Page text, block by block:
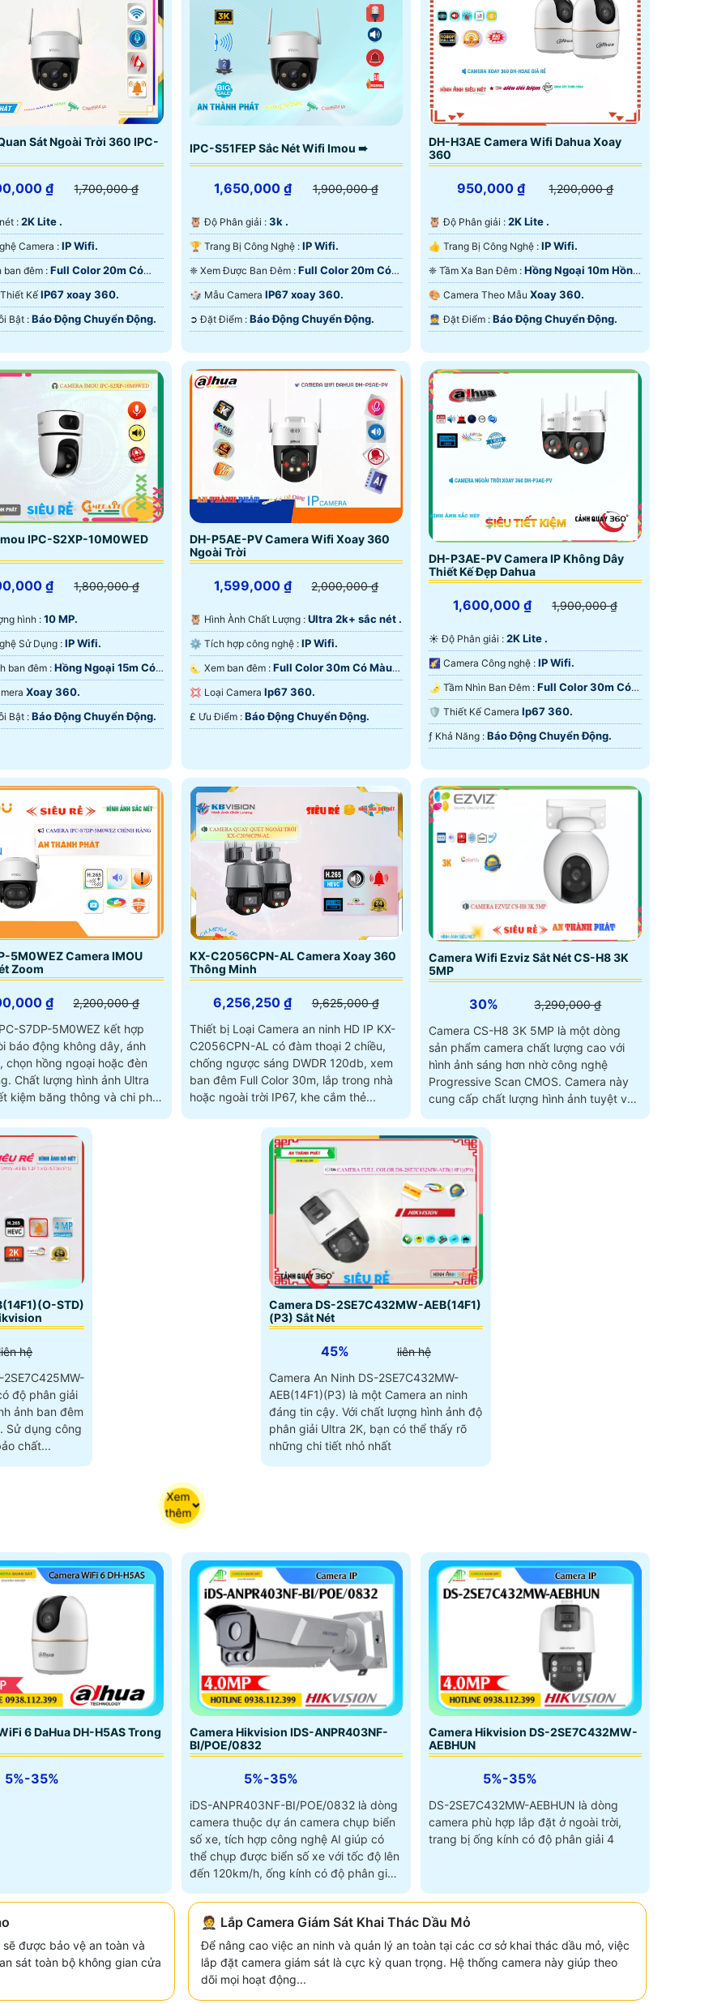
Sát Ngoài Trời 360 IPC-
₫ 1,700,000 ₫
nét : 2K Lite .
🤖️ Công Nghệ Camera : IP Wifi.
❃ Hình ảnh ban đêm : Full Color 20m Có
Thiết KếIP67 xoay 360.
️🎙 Điểm Nỗi Bật : Báo Động Chuyển Động.
IPC-S51FEP Sắc Nét Wifi Imou ➠
1,650,000 ₫ 1,900,000 ₫
🦉 Độ Phân giải : 3k .
🏆 Trang Bị Công Nghệ : IP Wifi.
❈ Xem Được Ban Đêm : Full Color 20m Có
Màu Ban Ðêm.
🎲 Mẫu Camera IP67 xoay 360.
️➲ Đặt Điểm : Báo Động Chuyển Động.
DH-H3AE Camera Wifi Dahua Xoay
360
950,000 ₫ 1,200,000 ₫
🦉 Độ Phân giải : 2K Lite .
👍 Trang Bị Công Nghệ : IP Wifi.
❈ Tầm Xa Ban Đêm : Hồng Ngoại 10m Hồng
Ngoại Smart IR.
🎨 Camera Theo Mẫu Xoay 360.
️👮 Đặt Điểm : Báo Động Chuyển Động.
IPC-S2XP-10M0WED
₫ 1,800,000 ₫
hình : 10 MP.
⚙ Công Nghệ Sử Dụng : IP Wifi.
🌔 Hình ảnh ban đêm : Hồng Ngoại 15m Có
Xoay 360.
️👮 Điểm Nỗi Bật : Báo Động Chuyển Động.
DH-P5AE-PV Camera Wifi Xoay 360
Ngoài Trời
1,599,000 ₫ 2,000,000 ₫
🦉 Hình Ành Chất Lượng : Ultra 2k+ sắc nét .
⚙ Tích hợp công nghệ : IP Wifi.
🌜 Xem ban đêm : Full Color 30m Có Màu
Ban Ðêm.
💢 Loại Camera Ip67 360.
️₤ Ưu Điểm : Báo Động Chuyển Động.
DH-P3AE-PV Camera IP Không Dây
Thiết Kế Đẹp Dahua
1,600,000 ₫ 1,900,000 ₫
☀️ Độ Phân giải : 2K Lite .
🌠 Camera Công nghệ : IP Wifi.
🌛 Tầm Nhìn Ban Đêm : Full Color 30m Có
Màu Ban Ðêm.
🛡 Thiết Kế Camera Ip67 360.
️ƒ Khả Năng : Báo Động Chuyển Động.
5M0WEZ Camera IMOU
Zoom
₫
2,200,000 ₫
S7DP-5M0WEZ kết hợp
báo động không dây, ánh
chọn hồng ngoại hoặc đèn
Ultra
kiệm băng thông và chi phí,
KX-C2056CPN-AL Camera Xoay 360
Thông Minh
6,256,250 ₫
9,625,000 ₫
Thiết bị Loại Camera an ninh HD IP KX-
C2056CPN-AL có đàm thoại 2 chiều,
chống ngược sáng DWDR 120db, xem
ban đêm Full Color 30m, lắp trong nhà
hoặc ngoài trời IP67, khe cắm thẻ...
Camera Wifi Ezviz Sắt Nét CS-H8 3K
5MP
30%
3,290,000 ₫
Camera CS-H8 3K 5MP là một dòng
sản phẩm camera chất lượng cao với
hình ảnh sáng hơn nhờ công nghệ
Progressive Scan CMOS. Camera này
cung cấp chất lượng hình ảnh tuyệt vời,
STD)
hệ
độ phân giải
ảnh ban đêm
chất...
Camera DS-2SE7C432MW-AEB(14F1)
(P3) Sắt Nét
45%
liên hệ
Camera An Ninh DS-2SE7C432MW-
AEB(14F1)(P3) là một Camera an ninh
đáng tin cậy. Với chất lượng hình ảnh độ
phân giải Ultra 2K, bạn có thể thấy rõ
những chi tiết nhỏ nhất
Xem
thêm
6 DaHua DH-H5AS Trong
5%-35%
Camera Hikvision IDS-ANPR403NF-
BI/POE/0832
5%-35%
iDS-ANPR403NF-BI/POE/0832 là dòng
camera thuộc dự án camera chụp biển
số xe, tích hợp công nghệ AI giúp có
thể chụp được biển số xe với tốc độ lên
đến 120km/h, ống kính có độ phân giải
Camera Hikvision DS-2SE7C432MW-
AEBHUN
5%-35%
DS-2SE7C432MW-AEBHUN là dòng
camera phù hợp lắp đặt ở ngoài trời,
trang bị ống kính có độ phân giải 4
được bảo vệ an toàn và
sát toàn bộ không gian cửa
🤵 Lắp Camera Giám Sát Khai Thác Dầu Mỏ
Để nâng cao việc an ninh và quản lý an toàn tại các cơ sở khai thác dầu mỏ, việc
lắp đặt camera giám sát là cực kỳ quan trọng. Hệ thống camera này giúp theo
dõi mọi hoạt động...